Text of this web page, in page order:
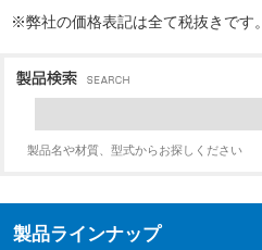
※弊社の価格表記は全て税抜きです。
製品名や材質、型式からお探しください
製品ラインナップ